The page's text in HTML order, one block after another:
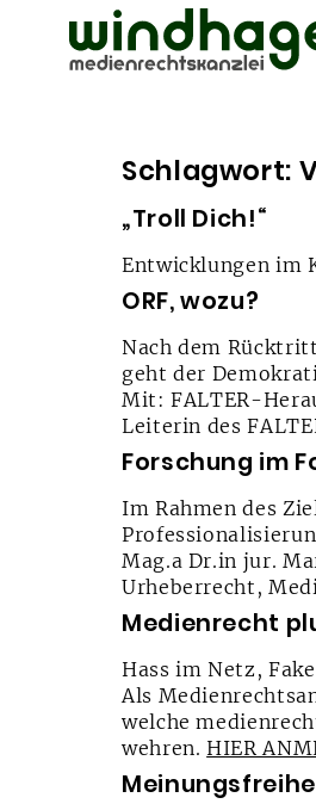
Schlagwort:
„Troll Dich!“
Entwicklungen im
ORF, wozu?
Nach dem
geht der
Mit: FALTER-
Leiterin des
Forschung im
Im Rahmen des
Mag.a Dr.in jur.
Urheberrecht,
Medienrecht
Hass im Netz,
Als
welche
wehren.HIER